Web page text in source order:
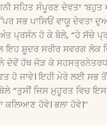
ਸੰਪੂਰਣ ਦੇਵਤਾ ‘ਬਹੁਤ
ਸਭ ਪਾਸਿਓਂ ਵਾਯੂ ਦੇਵਤਾ
ਪ੍ਰਸੰਨ ਹੋ ਕੇ ਬੋਲੇ, “ਹੇ ਸੱਚੇ
ਸ਼ੂਦਰ ਸਰੀਰ ਸਵਰਗ ਲੋਕ
ਹੱਥ ਜੋੜ ਕੇ
ਹੋ ਜਾਵੇ। ਇਹੀ ਮੇਰੇ ਲਈ ਸਭ
“ਤੁਸੀਂ ਜਿਸ ਮੁਹੂਰਤ ਵਿਚ
ਹੋਵੇ। ਭਲਾ ਹੋਵੇ।’’